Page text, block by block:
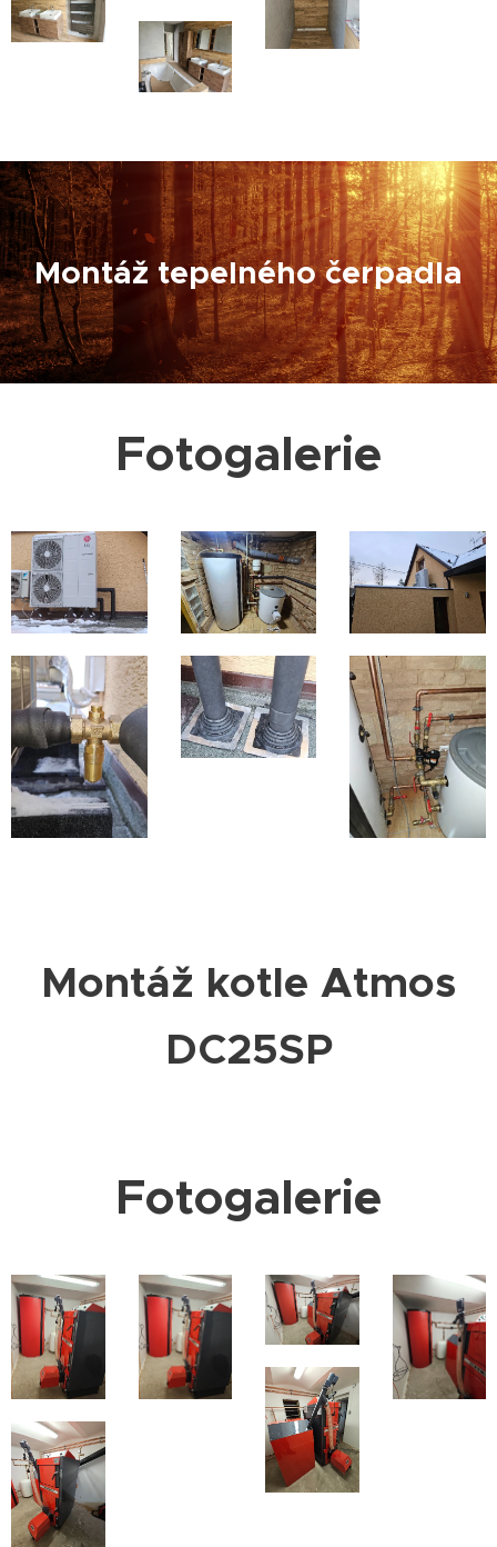
Montáž tepelného čerpadla
Fotogalerie
Montáž kotle Atmos
DC25SP
Fotogalerie